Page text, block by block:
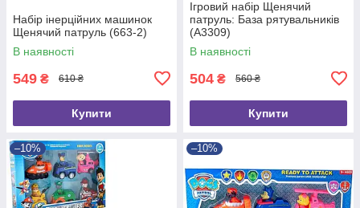
Набір інерційних машинок
Щенячий патруль (663-2)
В наявності
549 ₴ 610 ₴
Купити
Ігровий набір Щенячий
патруль: База рятувальників
(A3309)
В наявності
504 ₴ 560 ₴
Купити
–10% –10%